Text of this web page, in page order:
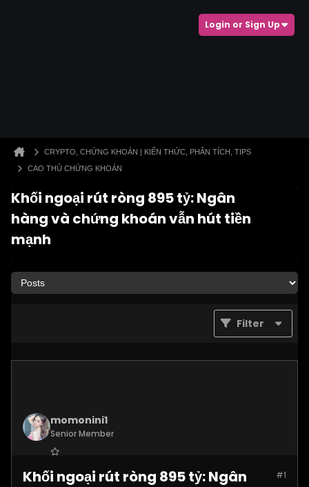
Login or Sign Up
CRYPTO, CHỨNG KHOÁN | KIẾN THỨC, PHÂN TÍCH, TIPS
CAO THỦ CHỨNG KHOÁN
Khối ngoại rút ròng 895 tỷ: Ngân
hàng và chứng khoán vẫn hút tiền
mạnh
Filter
momonini1
Senior Member
Posts:5399 #1
Khối ngoại rút ròng 895 tỷ: Ngân